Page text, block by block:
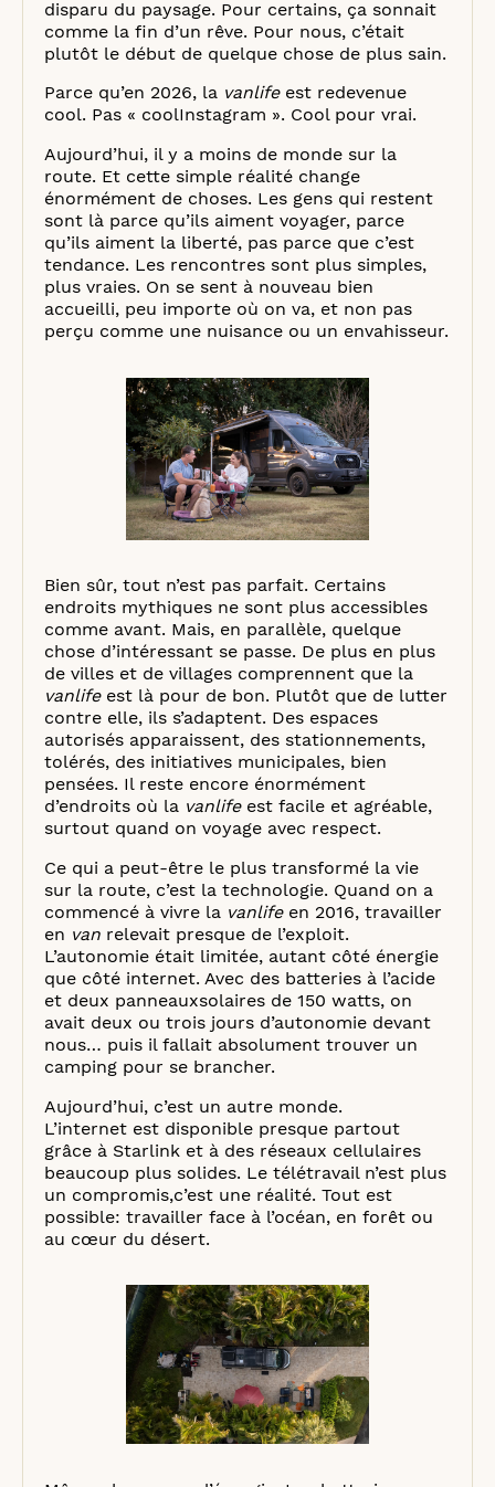
disparu du paysage. Pour certains, ça sonnait
comme la fin d’un rêve. Pour nous, c’était
plutôt le début de quelque chose de plus sain.
Parce qu’en 2026, la vanlifeest redevenue
cool. Pas « coolInstagram ». Cool pour vrai.
Aujourd’hui, il y a moins de monde sur la
route. Et cette simple réalité change
énormément de choses. Les gens qui restent
sont là parce qu’ils aiment voyager, parce
qu’ils aiment la liberté, pas parce que c’est
tendance. Les rencontres sont plus simples,
plus vraies. On se sent à nouveau bien
accueilli, peu importe où on va, et non pas
perçu comme une nuisance ou un envahisseur.
Bien sûr, tout n’est pas parfait. Certains
endroits mythiques ne sont plus accessibles
comme avant. Mais, en parallèle, quelque
chose d’intéressant se passe. De plus en plus
de villes et de villages comprennent que la
vanlife est là pour de bon. Plutôt que de lutter
contre elle, ils s’adaptent. Des espaces
autorisés apparaissent, des stationnements,
tolérés, des initiatives municipales, bien
pensées. Il reste encore énormément
d’endroits où la vanlife est facile et agréable,
surtout quand on voyage avec respect.
Ce qui a peut-être le plus transformé la vie
sur la route, c’est la technologie. Quand on a
commencé à vivre la vanlifeen 2016, travailler
en van relevait presque de l’exploit.
L’autonomie était limitée, autant côté énergie
que côté internet. Avec des batteries à l’acide
et deux panneauxsolaires de 150 watts, on
avait deux ou trois jours d’autonomie devant
nous… puis il fallait absolument trouver un
camping pour se brancher.
Aujourd’hui, c’est un autre monde.
L’internet est disponible presque partout
grâce à Starlink et à des réseaux cellulaires
beaucoup plus solides. Le télétravail n’est plus
un compromis,c’est une réalité. Tout est
possible: travailler face à l’océan, en forêt ou
au cœur du désert.